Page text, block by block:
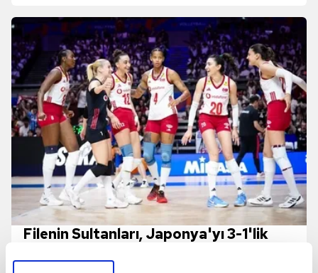
Filenin Sultanları, Japonya'yı 3-1'lik